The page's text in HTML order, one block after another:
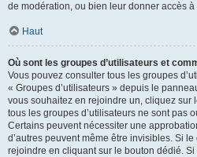
de modération, ou bien leur donner accès à
Haut
Où sont les groupes d’utilisateurs et
Vous pouvez consulter tous les groupes
« Groupes d’utilisateurs » depuis le
vous souhaitez en rejoindre un, cliquez sur
tous les groupes d’utilisateurs ne sont pas
Certains peuvent nécessiter une
d’autres peuvent même être invisibles. Si
rejoindre en cliquant sur le bouton dédié.